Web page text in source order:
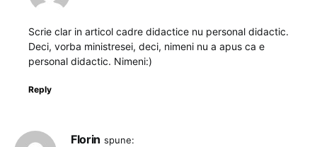
Scrie clar in articol cadre didactice nu personal didactic.
Deci, vorba ministresei, deci, nimeni nu a apus ca e
personal didactic. Nimeni:)
Reply
Florin spune: